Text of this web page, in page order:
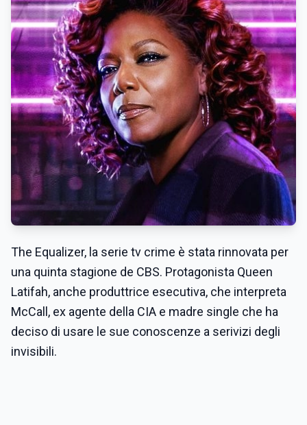
The Equalizer, la serie tv crime è stata rinnovata per
una quinta stagione de CBS. Protagonista Queen
Latifah, anche produttrice esecutiva, che interpreta
McCall, ex agente della CIA e madre single che ha
deciso di usare le sue conoscenze a serivizi degli
invisibili.